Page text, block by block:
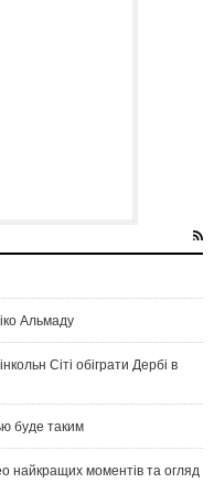
Альмаду
Сіті обіграти Дербі в
буде таким
найкращих моментів та огляд